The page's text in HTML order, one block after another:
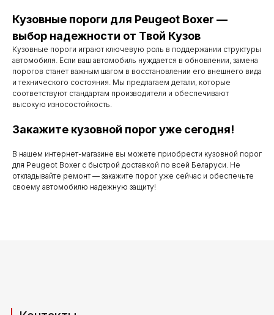
Кузовные пороги для Peugeot Boxer —
выбор надежности от Твой Кузов
Кузовные пороги играют ключевую роль в поддержании структуры
автомобиля. Если ваш автомобиль нуждается в обновлении, замена
порогов станет важным шагом в восстановлении его внешнего вида
и технического состояния. Мы предлагаем детали, которые
соответствуют стандартам производителя и обеспечивают
высокую износостойкость.
Закажите кузовной порог уже сегодня!
В нашем интернет-магазине вы можете приобрести кузовной порог
для Peugeot Boxer с быстрой доставкой по всей Беларуси. Не
откладывайте ремонт — закажите порог уже сейчас и обеспечьте
своему автомобилю надежную защиту!
Контакты
Телефоны для связи
+37529 231 88 27
Мы работаем
с понедельника
по субботу с 9.00
до 20.00